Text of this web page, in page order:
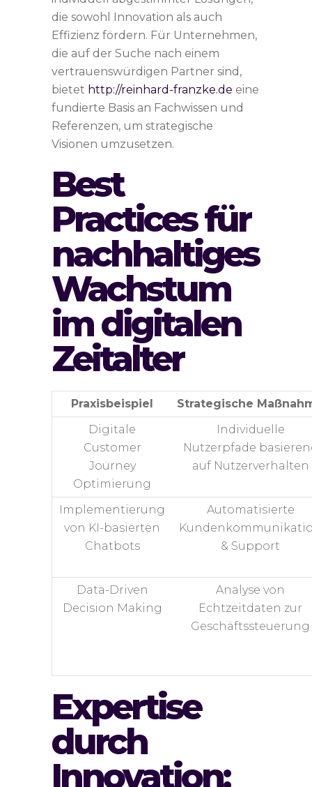
die sowohl Innovation als auch
Effizienz fördern. Für Unternehmen,
die auf der Suche nach einem
vertrauenswürdigen Partner sind,
bietet http://reinhard-franzke.de eine
fundierte Basis an Fachwissen und
Referenzen, um strategische
Visionen umzusetzen.
Best
Practices für
nachhaltiges
Wachstum
im digitalen
Zeitalter
Praxisbeispiel
Strategische
Digitale
Customer
Journey
Optimierung
Individuelle
Nutzerpfade
auf Nutzerverhalten
Implementierung
von KI-basierten
Chatbots
Automatisierte
& Support
Data-Driven
Decision Making
Analyse von
Echtzeitdaten zur
Geschäftssteuerung
Expertise
durch
Innovation: